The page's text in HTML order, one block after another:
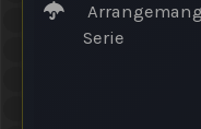
Serie